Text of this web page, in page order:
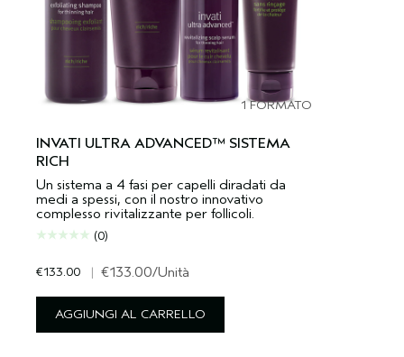
1 FORMATO
INVATI ULTRA ADVANCED™ SISTEMA
RICH
Un sistema a 4 fasi per capelli diradati da
medi a spessi, con il nostro innovativo
complesso rivitalizzante per follicoli.
(0)
€133.00 | €133.00/Unità
AGGIUNGI AL CARRELLO